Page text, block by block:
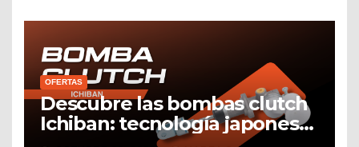
OFERTAS
Descubre las bombas clutch
Ichiban: tecnología japonesa